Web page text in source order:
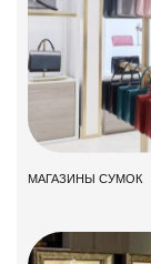
МАГАЗИНЫ СУМОК